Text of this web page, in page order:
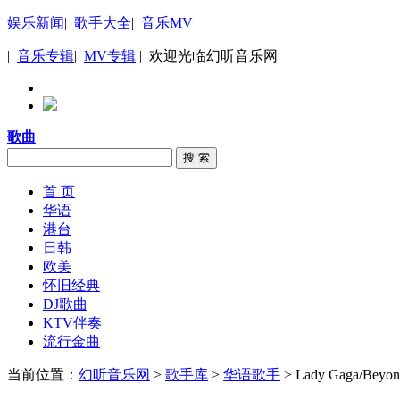
娱乐新闻| 歌手大全| 音乐MV
| 音乐专辑| MV专辑 | 欢迎光临幻听音乐网
歌曲
搜 索
首 页
华语
港台
日韩
欧美
怀旧经典
DJ歌曲
KTV伴奏
流行金曲
当前位置： 幻听音乐网 > 歌手库 > 华语歌手 > Lady Gaga/